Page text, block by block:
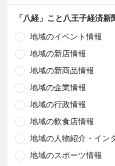
「八経」こと八王子経済
地域のイベント情報
地域の新店情報
地域の新商品情報
地域の企業情報
地域の行政情報
地域の飲食店情報
地域の人物紹介・イン
地域のスポーツ情報